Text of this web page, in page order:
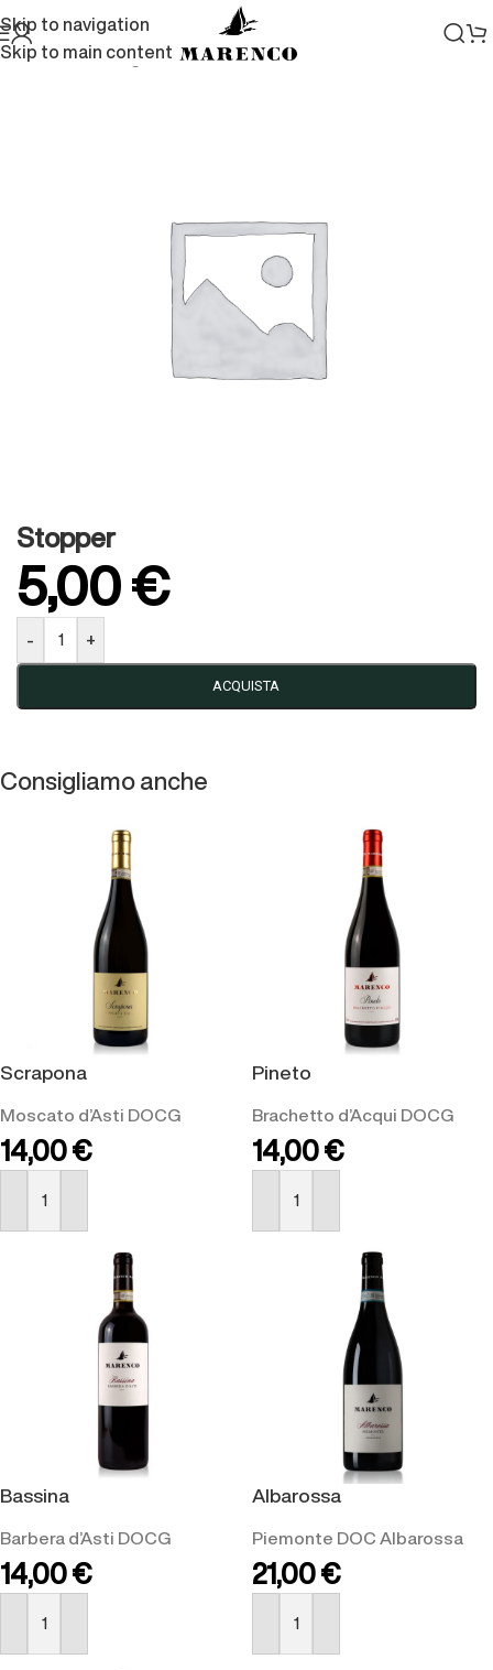
Skip to navigation
Skip to main content
Home/Idee regalo/ Accessori
Stopper
5,00 €
- +
ACQUISTA
Consigliamo anche
Scrapona
Moscato d’Asti DOCG
14,00 €
ACQUISTA
Pineto
Brachetto d’Acqui DOCG
14,00 €
ACQUISTA
Bassina
Barbera d’Asti DOCG
14,00 €
ACQUISTA
Albarossa
Piemonte DOC Albarossa
21,00 €
ACQUISTA